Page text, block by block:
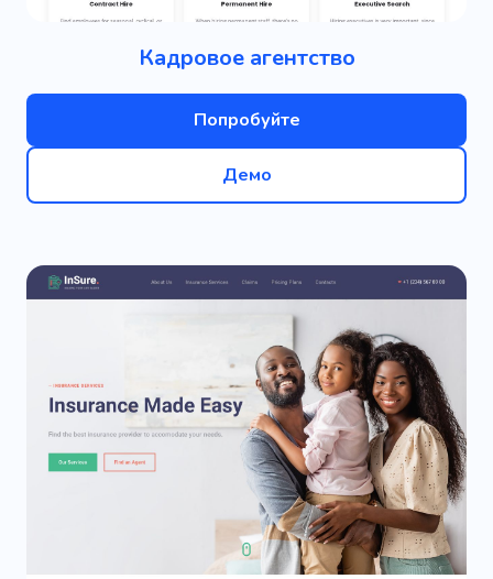
Кадровое агентство
Попробуйте
Демо